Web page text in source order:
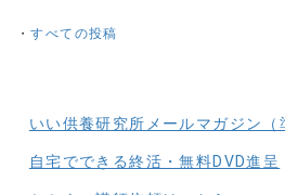
・すべての投稿
いい供養研究所メールマガジン（
自宅でできる終活・無料DVD進呈